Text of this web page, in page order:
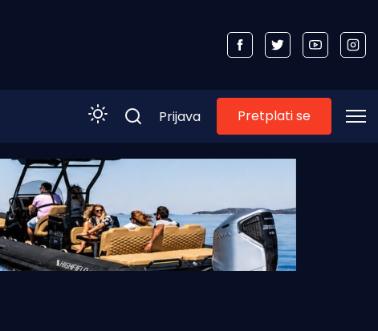
Prijava Pretplati se